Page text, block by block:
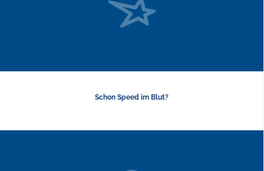
Schon Speed im Blut?